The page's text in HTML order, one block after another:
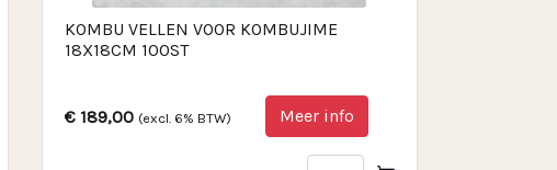
KOMBU VELLEN VOOR KOMBUJIME
18X18CM 100ST
€ 189,00 (excl. 6% BTW) Meer info